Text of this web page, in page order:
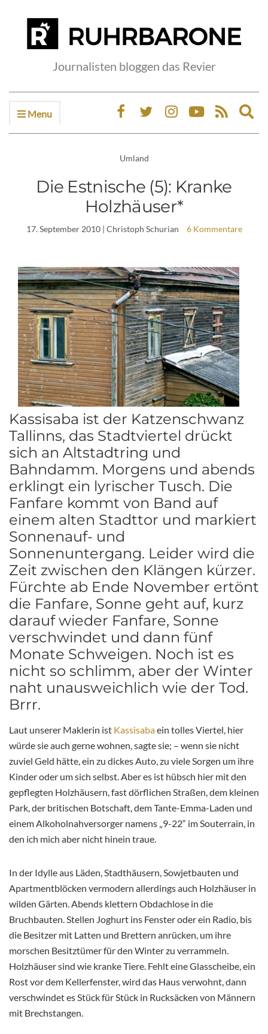
Journalisten bloggen das Revier
Menu
Umland
Die Estnische (5): Kranke
Holzhäuser*
17. September 2010| Christoph Schurian 6 Kommentare
Kassisaba ist der Katzenschwanz
Tallinns, das Stadtviertel drückt
sich an Altstadtring und
Bahndamm. Morgens und abends
erklingt ein lyrischer Tusch. Die
Fanfare kommt von Band auf
einem alten Stadttor und markiert
Sonnenauf- und
Sonnenuntergang. Leider wird die
Zeit zwischen den Klängen kürzer.
Fürchte ab Ende November ertönt
die Fanfare, Sonne geht auf, kurz
darauf wieder Fanfare, Sonne
verschwindet und dann fünf
Monate Schweigen. Noch ist es
nicht so schlimm, aber der Winter
naht unausweichlich wie der Tod.
Brrr.
Laut unserer Maklerin ist Kassisabaein tolles Viertel, hier
würde sie auch gerne wohnen, sagte sie; – wenn sie nicht
zuviel Geld hätte, ein zu dickes Auto, zu viele Sorgen um ihre
Kinder oder um sich selbst. Aber es ist hübsch hier mit den
gepflegten Holzhäusern, fast dörflichen Straßen, dem kleinen
Park, der britischen Botschaft, dem Tante-Emma-Laden und
einem Alkoholnahversorger namens „9-22“ im Souterrain, in
den ich mich aber nicht hinein traue.
In der Idylle aus Läden, Stadthäusern, Sowjetbauten und
Apartmentblöcken vermodern allerdings auch Holzhäuser in
wilden Gärten. Abends klettern Obdachlose in die
Bruchbauten. Stellen Joghurt ins Fenster oder ein Radio, bis
die Besitzer mit Latten und Brettern anrücken, um ihre
morschen Besitztümer für den Winter zu verrammeln.
Holzhäuser sind wie kranke Tiere. Fehlt eine Glasscheibe, ein
Rost vor dem Kellerfenster, wird das Haus verwohnt, dann
verschwindet es Stück für Stück in Rucksäcken von Männern
mit Brechstangen.